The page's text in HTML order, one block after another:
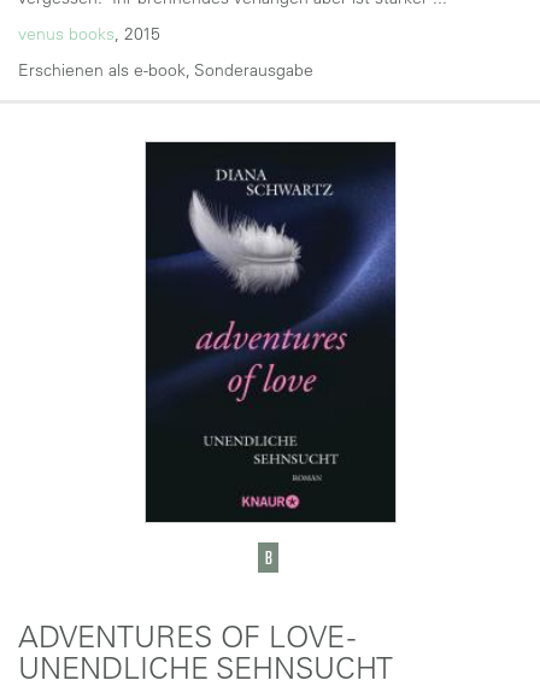
venus books, 2015
Erschienen als e-book, Sonderausgabe
ADVENTURES OF LOVE -
UNENDLICHE SEHNSUCHT